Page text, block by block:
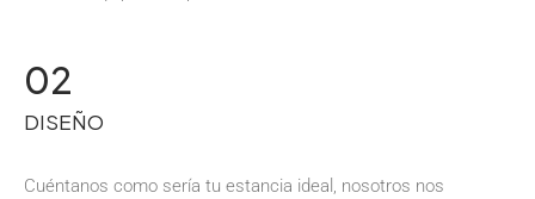
02
DISEÑO
Cuéntanos como sería tu estancia ideal, nosotros nos